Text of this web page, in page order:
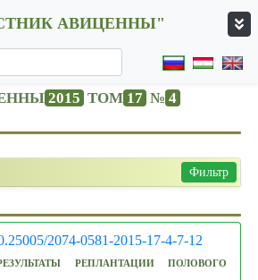
АВИЦЕННЫ"
2015 ТОМ 17 № 4
Фильтр
2074-0581-2015-17-4-7-12
РЕПЛАНТАЦИИ ПОЛОВОГО